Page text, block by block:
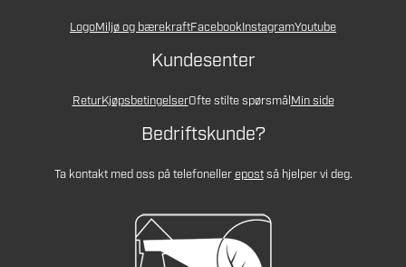
LogoMiljø og bærekraftFacebookInstagramYoutube
Kundesenter
ReturKjøpsbetingelserOfte stilte spørsmålMin side
Bedriftskunde?
Ta kontakt med oss på telefonellerepostså hjelper vi deg.